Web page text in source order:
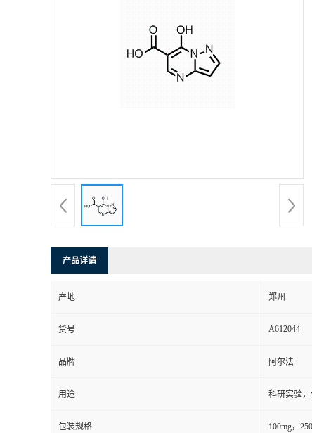
产品详请
产地 郑州
货号 A612044
品牌 阿尔法
用途 科研实验
包装规格 100mg，